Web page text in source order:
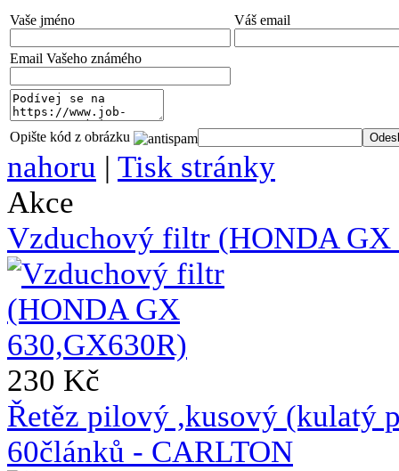
Vaše jméno Váš email
Email Vašeho známého
Opište kód z obrázku
nahoru | Tisk stránky
Akce
Vzduchový filtr (HONDA GX
230 Kč
Řetěz pilový ,kusový (kulatý
60článků - CARLTON